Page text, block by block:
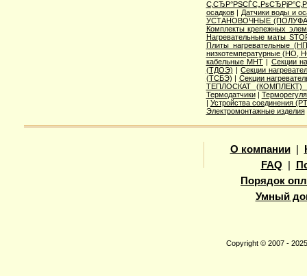
осадков| Датчики воды и
УСТАНОВОЧНЫЕ
Комплекты крепежных
Нагревательные маты
Плиты нагревательные
низкотемпературные
кабельные МНТ| Секции
(ТДОЭ) |Секции
(ТСБЭ) | Секции
ТЕПЛОСКАТ (КОМПЛЕКТ)
Термодатчики|
| Устройства соединения
Электромонтажные изделия
О компании|
FAQ
Порядок
Умный
Copyright © 2007 -